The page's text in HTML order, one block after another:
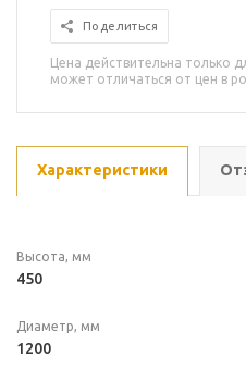
Поделиться
Цена действительна только
может отличаться от цен в
Характеристики
Высота, мм
450
Диаметр, мм
1200